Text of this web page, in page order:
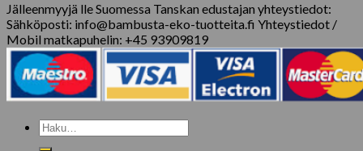
Jälleenmyyjä lle Suomessa Tanskan edustajan yhteystiedot:
Sähköposti: info@bambusta-eko-tuotteita.fi Yhteystiedot /
Mobil matkapuhelin: +45 93909819
Etsi: